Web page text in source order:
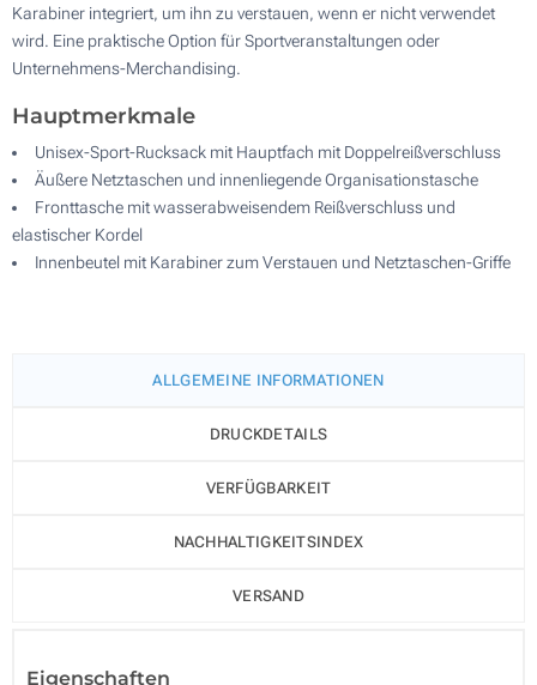
Karabiner integriert, um ihn zu verstauen, wenn er nicht verwendet
wird. Eine praktische Option für Sportveranstaltungen oder
Unternehmens-Merchandising.
Hauptmerkmale
Unisex-Sport-Rucksack mit Hauptfach mit Doppelreißverschluss
Äußere Netztaschen und innenliegende Organisationstasche
Fronttasche mit wasserabweisendem Reißverschluss und
elastischer Kordel
Innenbeutel mit Karabiner zum Verstauen und Netztaschen-Griffe
ALLGEMEINE INFORMATIONEN
DRUCKDETAILS
VERFÜGBARKEIT
NACHHALTIGKEITSINDEX
VERSAND
Eigenschaften